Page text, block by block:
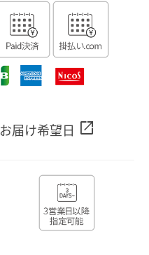
お届け希望日 open_in_new